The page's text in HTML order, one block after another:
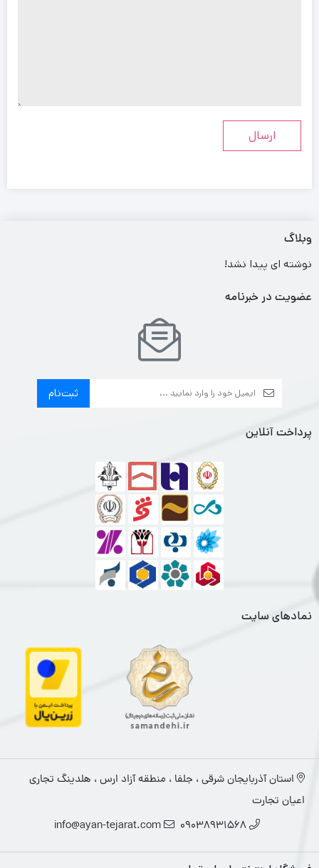
وبلاگ
نوشته ای پیدا نشد!
عضویت در خبرنامه
ثبت‌نام
پرداخت آنلاین
نمادهای سایت
استان آذربایجان شرقی ، جلفا ، منطقه آزاد ارس ، هلدینگ تجاری
اعیان تجارت
09038931568
info@ayan-tejarat.com